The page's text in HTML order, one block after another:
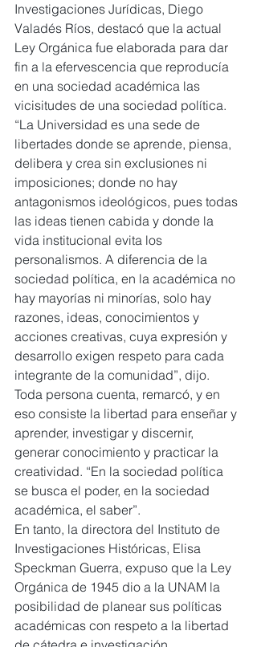
Investigaciones Jurídicas, Diego
Valadés Ríos, destacó que la actual
Ley Orgánica fue elaborada para dar
fin a la efervescencia que reproducía
en una sociedad académica las
vicisitudes de una sociedad política.
“La Universidad es una sede de
libertades donde se aprende, piensa,
delibera y crea sin exclusiones ni
imposiciones; donde no hay
antagonismos ideológicos, pues todas
las ideas tienen cabida y donde la
vida institucional evita los
personalismos. A diferencia de la
sociedad política, en la académica no
hay mayorías ni minorías, solo hay
razones, ideas, conocimientos y
acciones creativas, cuya expresión y
desarrollo exigen respeto para cada
integrante de la comunidad”, dijo.
Toda persona cuenta, remarcó, y en
eso consiste la libertad para enseñar y
aprender, investigar y discernir,
generar conocimiento y practicar la
creatividad. “En la sociedad política
se busca el poder, en la sociedad
académica, el saber”.
En tanto, la directora del Instituto de
Investigaciones Históricas, Elisa
Speckman Guerra, expuso que la Ley
Orgánica de 1945 dio a la UNAM la
posibilidad de planear sus políticas
académicas con respeto a la libertad